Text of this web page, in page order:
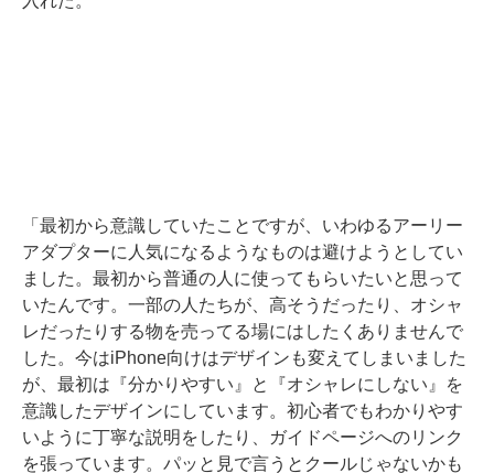
「最初から意識していたことですが、いわゆるアーリー
アダプターに人気になるようなものは避けようとしてい
ました。最初から普通の人に使ってもらいたいと思って
いたんです。一部の人たちが、高そうだったり、オシャ
レだったりする物を売ってる場にはしたくありませんで
した。今はiPhone向けはデザインも変えてしまいました
が、最初は『分かりやすい』と『オシャレにしない』を
意識したデザインにしています。初心者でもわかりやす
いように丁寧な説明をしたり、ガイドページへのリンク
を張っています。パッと見で言うとクールじゃないかも